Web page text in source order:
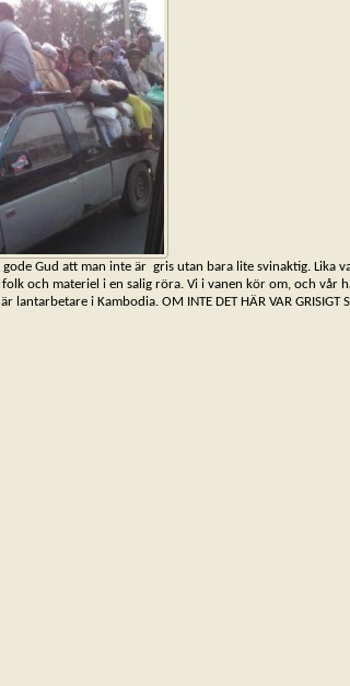
Gud att man inte är gris utan bara lite svinaktig. Lika
och materiel i en salig röra. Vi i vanen kör om, och vår
i Kambodia. OM INTE DET HÄR VAR GRISIGT